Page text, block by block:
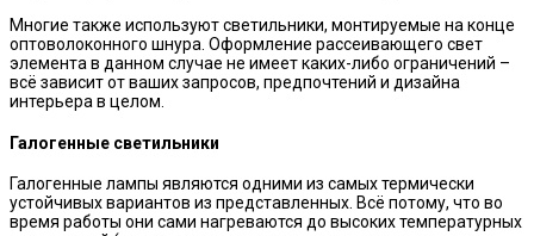
Многие также используют светильники, монтируемые на конце
оптоволоконного шнура. Оформление рассеивающего свет
элемента в данном случае не имеет каких-либо ограничений –
всё зависит от ваших запросов, предпочтений и дизайна
интерьера в целом.
Галогенные светильники
Галогенные лампы являются одними из самых термически
устойчивых вариантов из представленных. Всё потому, что во
время работы они сами нагреваются до высоких температурных